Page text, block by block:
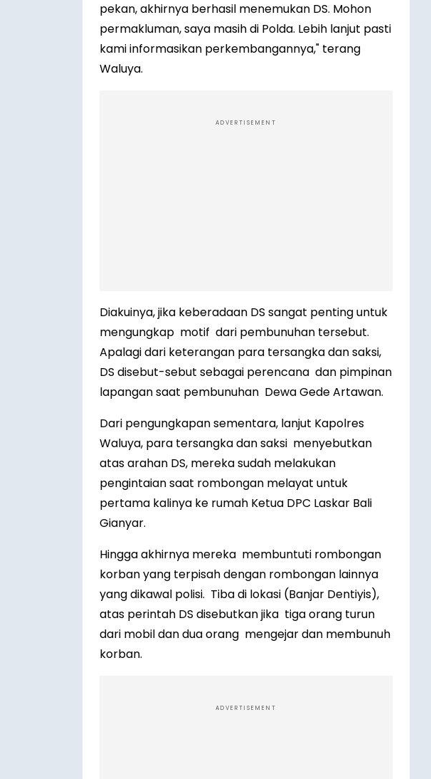
pekan, akhirnya berhasil menemukan DS. Mohon
permakluman, saya masih di Polda. Lebih lanjut pasti
kami informasikan perkembangannya," terang
Waluya.
ADVERTISEMENT
Diakuinya, jika keberadaan DS sangat penting untuk
mengungkap motif dari pembunuhan tersebut.
Apalagi dari keterangan para tersangka dan saksi,
DS disebut-sebut sebagai perencana dan pimpinan
lapangan saat pembunuhan Dewa Gede Artawan.
Dari pengungkapan sementara, lanjut Kapolres
Waluya, para tersangka dan saksi menyebutkan
atas arahan DS, mereka sudah melakukan
pengintaian saat rombongan melayat untuk
pertama kalinya ke rumah Ketua DPC Laskar Bali
Gianyar.
Hingga akhirnya mereka membuntuti rombongan
korban yang terpisah dengan rombongan lainnya
yang dikawal polisi. Tiba di lokasi (Banjar Dentiyis),
atas perintah DS disebutkan jika tiga orang turun
dari mobil dan dua orang mengejar dan membunuh
korban.
ADVERTISEMENT